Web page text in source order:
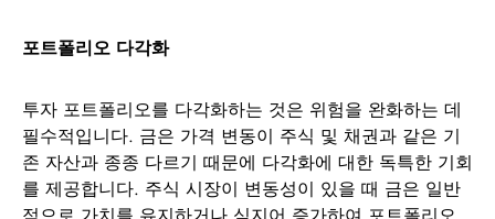
포트폴리오 다각화
투자 포트폴리오를 다각화하는 것은 위험을 완화하는 데
필수적입니다. 금은 가격 변동이 주식 및 채권과 같은 기
존 자산과 종종 다르기 때문에 다각화에 대한 독특한 기회
를 제공합니다. 주식 시장이 변동성이 있을 때 금은 일반